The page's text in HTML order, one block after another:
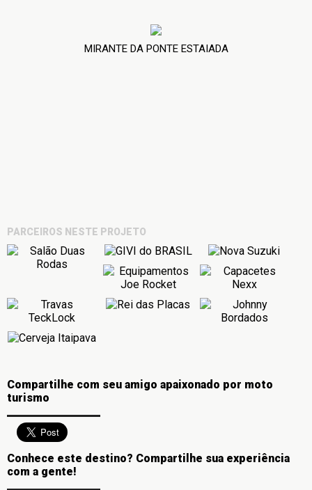
MIRANTE DA PONTE ESTAIADA
PARCEIROS NESTE PROJETO
Compartilhe com seu amigo apaixonado por moto
turismo
Conhece este destino? Compartilhe sua experiência
com a gente!